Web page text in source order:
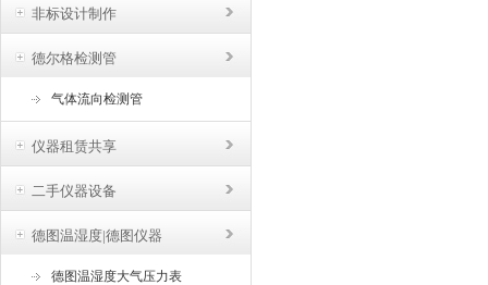
非标设计制作
德尔格检测管
气体流向检测管
仪器租赁共享
二手仪器设备
德图温湿度|德图仪器
德图温湿度大气压力表